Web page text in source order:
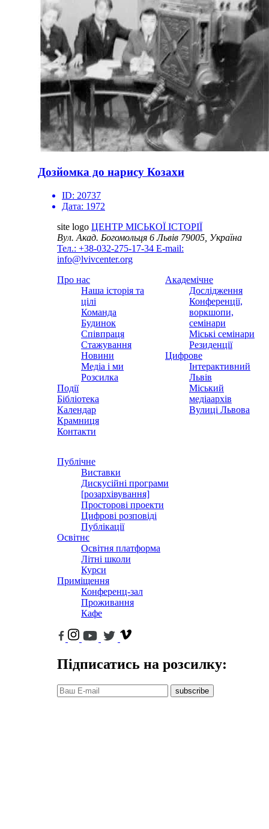
Дозйомка до нарису Козахи
ID: 20737
Дата: 1972
site logo ЦЕНТР МІСЬКОЇ ІСТОРІЇ
Вул. Акад. Богомольця 6Львів 79005, Україна
Тел.: +38-032-275-17-34 E-mail:
info@lvivcenter.org
Про нас
Наша історія та
цілі
Команда
Будинок
Співпраця
Стажування
Новини
Медіа і ми
Розсилка
Події
Бібліотека
Календар
Крамниця
Контакти
Академічне
Дослідження
Конференції,
воркшопи,
семінари
Міські семінари
Резиденції
Цифрове
Інтерактивний
Львів
Міський
медіаархів
Вулиці Львова
Публічне
Виставки
Дискусійні програми
[розархівування]
Просторові проекти
Цифрові розповіді
Публікації
Освітнє
Освітня платформа
Літні школи
Курси
Приміщення
Конференц-зал
Проживання
Кафе
Підписатись на розсилку:
subscribe